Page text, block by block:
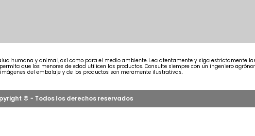
humana y animal, así como para el medio ambiente. Lea atentamente y siga estrictamente
que los menores de edad utilicen los productos. Consulte siempre con un ingeniero
del embalaje y de los productos son meramente ilustrativas.
© - Todos los derechos reservados